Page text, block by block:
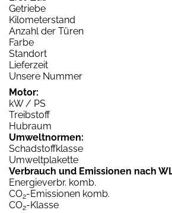
Getriebe
Kilometerstand
Anzahl der Türen
Farbe
Standort
Lieferzeit
Unsere Nummer
Motor:
kW / PS
Treibstoff
Hubraum
Umweltnormen:
Schadstoffklasse
Umweltplakette
Verbrauch und Emissionen nach
Energieverbr. komb.
CO2-Emissionen komb.
CO2-Klasse